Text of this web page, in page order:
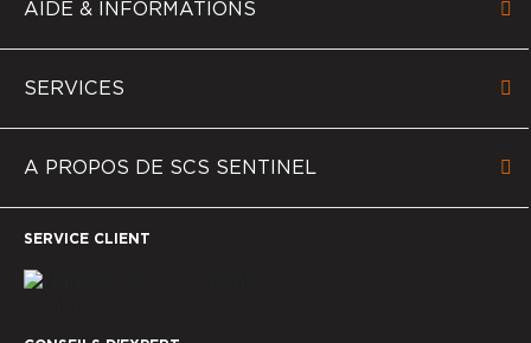
AIDE & INFORMATIONS
SERVICES
A PROPOS DE SCS SENTINEL
SERVICE CLIENT